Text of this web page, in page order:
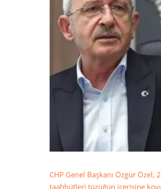
CHP Genel Başkanı Özgür Özel,
taahhütleri tüzüğün içerisine